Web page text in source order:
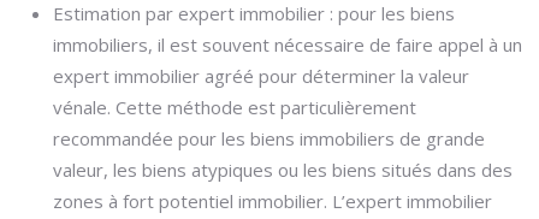
Estimation par expert immobilier : pour les biens
immobiliers, il est souvent nécessaire de faire appel à un
expert immobilier agréé pour déterminer la valeur
vénale. Cette méthode est particulièrement
recommandée pour les biens immobiliers de grande
valeur, les biens atypiques ou les biens situés dans des
zones à fort potentiel immobilier. L’expert immobilier